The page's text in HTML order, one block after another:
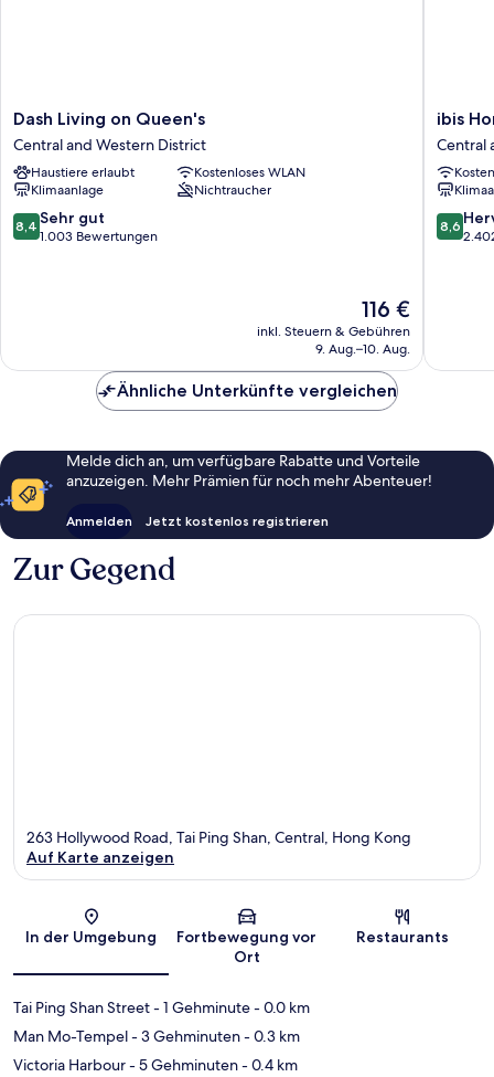
Dash
Living
on
Queen's
Central
and
Western
Dash Living on Queen's
Central and Western District
Haustiere erlaubt
Kostenloses WLAN
Klimaanlage
Nichtraucher
8.4
von
8,4 Sehr gut
1.003 Bewertungen
Der
Preis
beträgt
116 €
inkl. Steuern & Gebühren
9. Aug.–10. Aug.
ibis
Hong
Kong
Central
And
Sheung
Wan
ibis
Central
8.6
von
8,6
Ähnliche Unterkünfte vergleichen
Melde dich an, um verfügbare Rabatte und Vorteile
anzuzeigen. Mehr Prämien für noch mehr Abenteuer!
Anmelden Jetzt kostenlos registrieren
Zur Gegend
Karte
263 Hollywood Road, Tai Ping Shan, Central, Hong Kong
Auf Karte anzeigen
In der Umgebung
Fortbewegung vor
Ort
Restaurants
Tai Ping Shan Street- 1 Gehminute- 0.0 km
Man Mo-Tempel- 3 Gehminuten- 0.3 km
Victoria Harbour- 5 Gehminuten- 0.4 km